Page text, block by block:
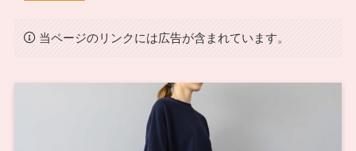
当ページのリンクには広告が含まれています。